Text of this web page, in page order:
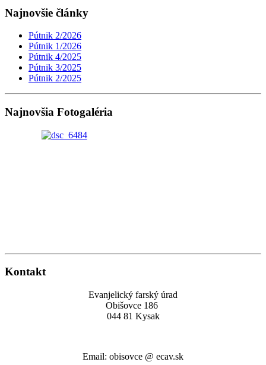
Najnovšie články
Pútnik 2/2026
Pútnik 1/2026
Pútnik 4/2025
Pútnik 3/2025
Pútnik 2/2025
Najnovšia Fotogaléria
Kontakt
Evanjelický farský úrad
Obišovce 186
044 81 Kysak
Email: obisovce @ ecav.sk